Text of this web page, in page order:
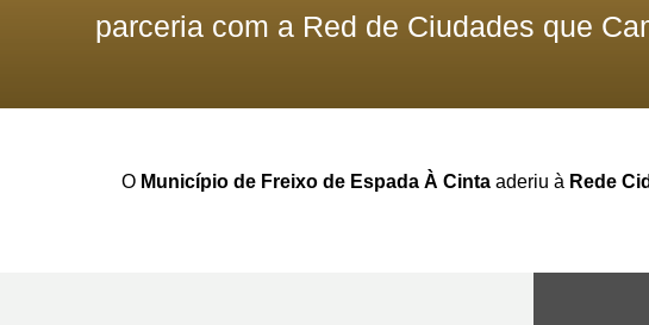
parceria com a Red de Ciudades que
O Município de Freixo de Espada À Cinta aderiu à Rede